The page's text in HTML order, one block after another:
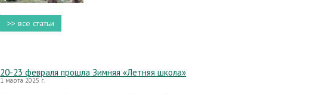
>> все статьи
20-23 февраля прошла Зимняя «Летняя школа»
1 марта 2025 г.